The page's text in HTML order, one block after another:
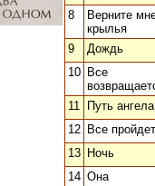
8
Верните
крылья
9
Дождь
10 Все
11
Путь ангела
12 Все пройдет
13 Ночь
14 Она